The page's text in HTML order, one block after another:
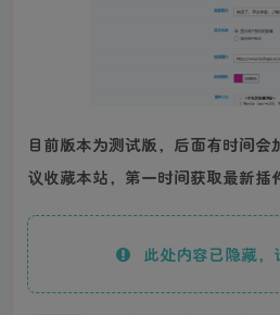
目前版本为测试版，后面有时间
议收藏本站，第一时间获取最新插
此处内容已隐藏，